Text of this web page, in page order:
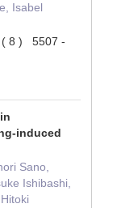
Isabel
( 8 ) 5507 -
induced
Sano,
Ishibashi,